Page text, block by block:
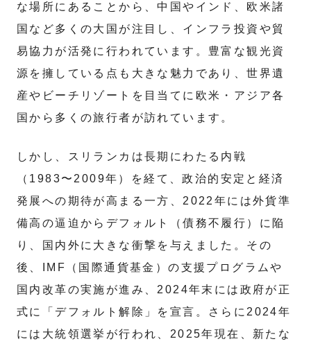
な場所にあることから、中国やインド、欧米諸
国など多くの大国が注目し、インフラ投資や貿
易協力が活発に行われています。豊富な観光資
源を擁している点も大きな魅力であり、世界遺
産やビーチリゾートを目当てに欧米・アジア各
国から多くの旅行者が訪れています。
しかし、スリランカは長期にわたる内戦
（1983〜2009年）を経て、政治的安定と経済
発展への期待が高まる一方、2022年には外貨準
備高の逼迫からデフォルト（債務不履行）に陥
り、国内外に大きな衝撃を与えました。その
後、IMF（国際通貨基金）の支援プログラムや
国内改革の実施が進み、2024年末には政府が正
式に「デフォルト解除」を宣言。さらに2024年
には大統領選挙が行われ、2025年現在、新たな